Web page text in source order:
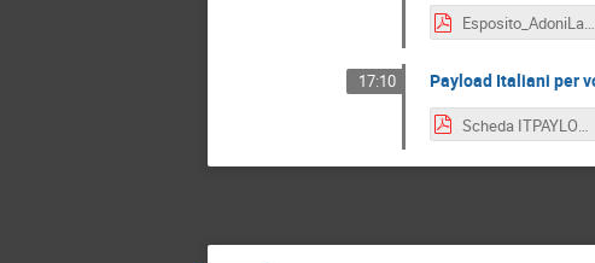
Esposito_AdoniLab_210517.pdf
17:10 Payload Italiani per